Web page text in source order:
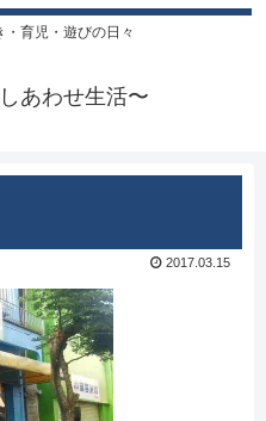
育児・遊びの日々
あわせ生活〜
2017.03.15